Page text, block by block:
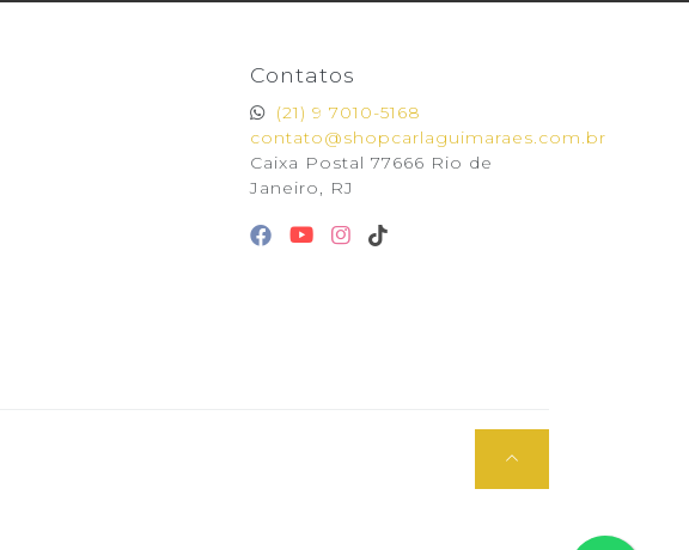
Contatos
(21) 9 7010-5168
contato@shopcarlaguimaraes.com.br
Caixa Postal 77666 Rio de
Janeiro, RJ